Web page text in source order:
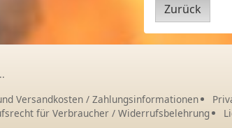
Zurück
Versandkosten / Zahlungsinformationen
für Verbraucher / Widerrufsbelehrung